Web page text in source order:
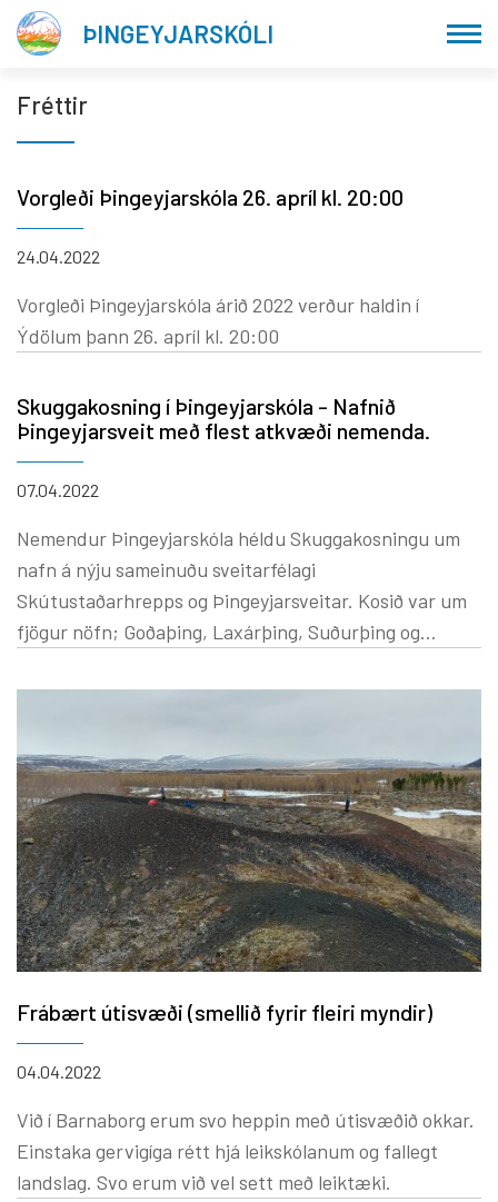
Fara
ÞINGEYJARSKÓLI
Fréttir
Vorgleði Þingeyjarskóla 26. apríl kl. 20:00
24.04.2022
Vorgleði Þingeyjarskóla árið 2022 verður haldin í
Ýdölum þann 26. apríl kl. 20:00
Skuggakosning í Þingeyjarskóla - Nafnið
Þingeyjarsveit með flest atkvæði nemenda.
07.04.2022
Nemendur Þingeyjarskóla héldu Skuggakosningu um
nafn á nýju sameinuðu sveitarfélagi
Skútustaðarhrepps og Þingeyjarsveitar. Kosið var um
fjögur nöfn; Goðaþing, Laxárþing, Suðurþing og
nemandi við skólann og kusu 64. Gildir seðlar voru 64.
hlaut 32 atkvæði eða 50% greiddra atkvæða.
Laxárþing hlaut 19 atkvæði Suðurþing hlaut 7 atkvæði
Goðaþing hlaut 6 atkvæði Kjörnefnd var að störfum og
voru það nemendur af unglingastigi sem skipuðu hana.
Komið var upp kjörklefum og blásið til kjörfundar í
félagsheimilinu Ýdölum. Framkvæmdin tókst að öllu
leyti mjög vel og óhætt að hrósa þessum öflugu
unglingum Þingeyjarskóla fyrir framkvæmdina.
Frábært útisvæði (smellið fyrir fleiri myndir)
04.04.2022
Við í Barnaborg erum svo heppin með útisvæðið okkar.
Einstaka gervigíga rétt hjá leikskólanum og fallegt
landslag. Svo erum við vel sett með leiktæki.